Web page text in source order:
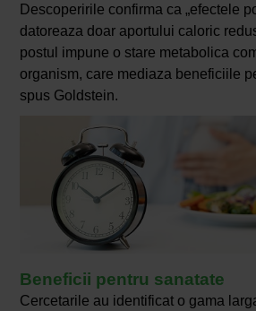
Descoperirile confirma ca „efectele
datoreaza doar aportului caloric
postul impune o stare metabolica
organism, care mediaza beneficiile
spus Goldstein.
Beneficii pentru sanatate
Cercetarile au identificat o gama